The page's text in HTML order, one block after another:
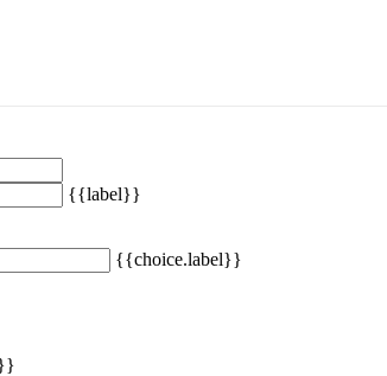
{{label}}
{{choice.label}}